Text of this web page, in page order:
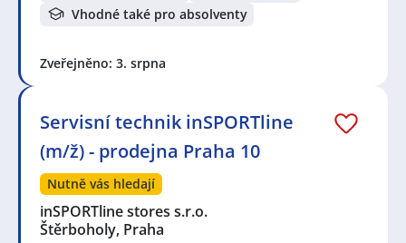
Vhodné také pro absolventy
Zveřejněno: 3. srpna
Servisní technik inSPORTline
(m/ž) - prodejna Praha 10
Nutně vás hledají
inSPORTline stores s.r.o.
Štěrboholy, Praha